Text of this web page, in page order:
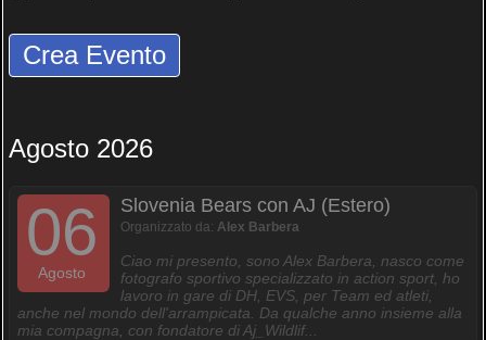
Crea Evento
Agosto 2026
06
Agosto
Slovenia Bears con AJ (Estero)
Organizzato da: Alex Barbera
Ciao mi presento, sono Alex Barbera, nasco come
fotografo sportivo specializzato in action sport, ho
lavoro in gare di DH, EVS, per Team ed atleti,
anche nel mondo dell'arrampicata. Da qualche anno insieme alla
mia compagna, con fondatore di Aj_Wildlif...